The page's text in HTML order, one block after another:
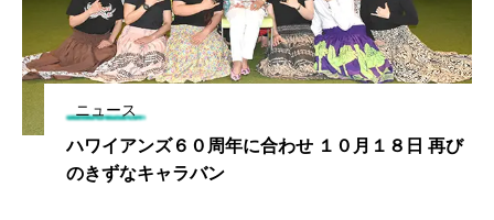
ニュース
ハワイアンズ６０周年に合わせ １０月１８日 再び
のきずなキャラバン